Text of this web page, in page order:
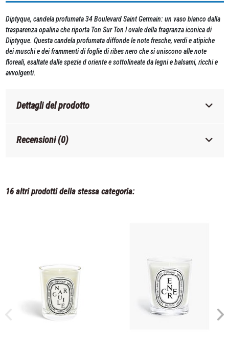
Diptyque, candela profumata 34 Boulevard Saint Germain: un vaso bianco dalla
trasparenza opalina che riporta Ton Sur Ton l ovale della fragranza iconica di
Diptyque. Questa candela profumata diffonde le note fresche, verdi e atipiche
dei muschi e dei frammenti di foglie di ribes nero che si uniscono alle note
floreali, esaltate dalle spezie d oriente e sottolineate da legni e balsami, ricchi e
avvolgenti.
Dettagli del prodotto
Recensioni (0)
16 altri prodotti della stessa categoria: